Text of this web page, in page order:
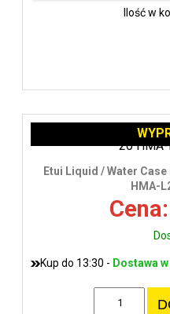
Ilość w
Etui Liquid / Water
HMA-
Kup do 13:30 - Dostawa